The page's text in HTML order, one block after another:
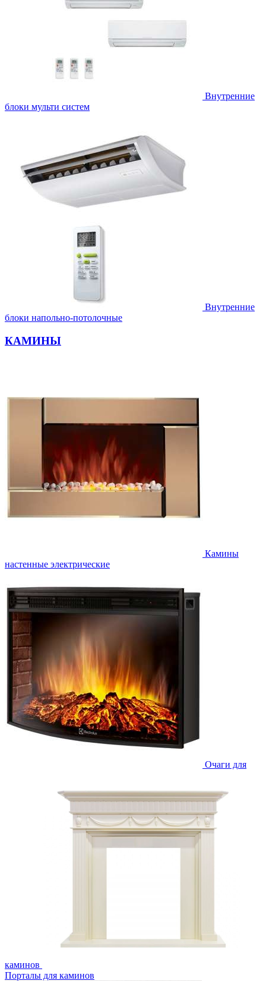
Внутренние
блоки мульти систем
Внутренние
блоки напольно-потолочные
КАМИНЫ
Камины
настенные электрические
Очаги для
каминов
Порталы для каминов